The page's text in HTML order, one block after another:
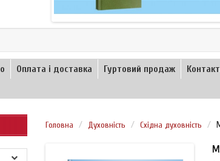
Оплата і доставка Гуртовий продаж
Головна Духовність Східна духовність